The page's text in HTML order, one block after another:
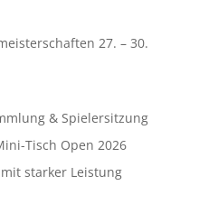
27. – 30.
& Spielersitzung
Tisch Open 2026
starker Leistung